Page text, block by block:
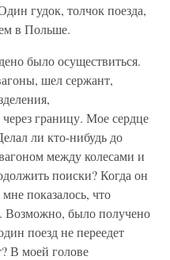
гудок, толчок поезда,
в Польше.
было осуществиться.
шел сержант,
границу. Мое сердце
ли кто-нибудь до
между колесами и
поиски? Когда он
показалось, что
было получено
поезд не переедет
В моей голове